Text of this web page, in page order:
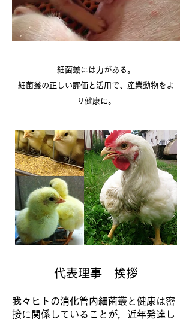
細菌叢には力がある。
細菌叢の正しい評価と活用で、産業動物をよ
り健康に。
代表理事 挨拶
我々ヒトの消化管内細菌叢と健康は密
接に関係していることが，近年発達し